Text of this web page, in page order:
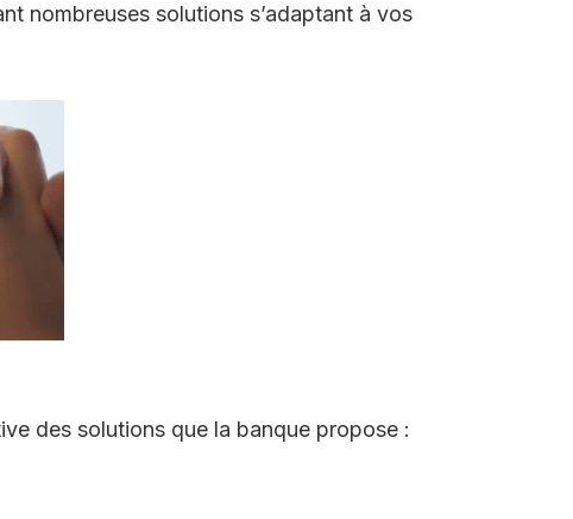
nombreuses solutions s’adaptant à vos
des solutions que la banque propose :